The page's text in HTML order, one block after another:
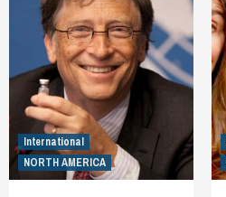
International
NORTH AMERICA